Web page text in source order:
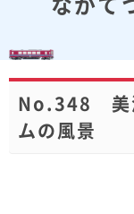
No.348 美
ムの風景